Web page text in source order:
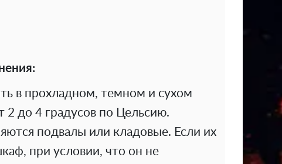
в прохладном, темном и сухом
2 до 4 градусов по Цельсию.
подвалы или кладовые. Если их
при условии, что он не